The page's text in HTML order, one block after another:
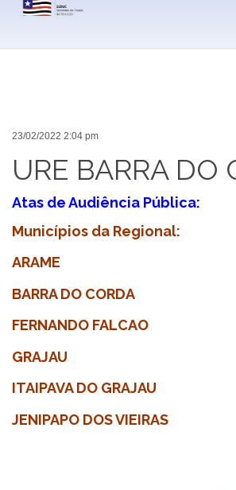
23/02/2022 2:04 pm
URE BARRA DO
Atas de Audiência Pública:
Municípios da Regional:
ARAME
BARRA DO CORDA
FERNANDO FALCAO
GRAJAU
ITAIPAVA DO GRAJAU
JENIPAPO DOS VIEIRAS